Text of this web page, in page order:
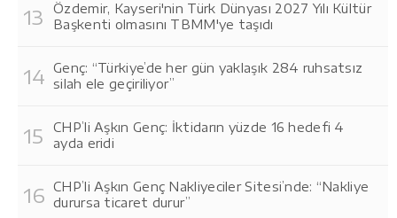
Özdemir, Kayseri'nin Türk Dünyası 2027 Yılı Kültür
Başkenti olmasını TBMM'ye taşıdı
Genç: “Türkiye’de her gün yaklaşık 284 ruhsatsız
silah ele geçiriliyor”
CHP’li Aşkın Genç: İktidarın yüzde 16 hedefi 4
ayda eridi
CHP’li Aşkın Genç Nakliyeciler Sitesi’nde: “Nakliye
durursa ticaret durur”